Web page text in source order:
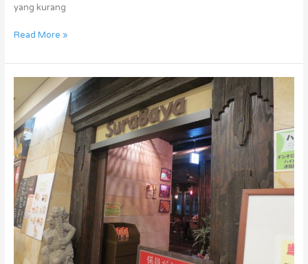
yang kurang
Read More »
Kenshusei
Rindu
Masakan
Indonesia?
Berikut
Restoran
Halal
Indonesia
di
Jepang!